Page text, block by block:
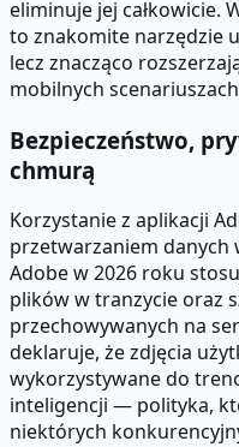
eliminuje jej całkowicie.
to znakomite narzędzie
lecz znacząco
mobilnych
Bezpieczeństwo,
chmurą
Korzystanie z aplikacji
przetwarzaniem danych
Adobe w 2026 roku
plików w tranzycie oraz
przechowywanych na
deklaruje, że zdjęcia
wykorzystywane do
inteligencji — polityka,
niektórych